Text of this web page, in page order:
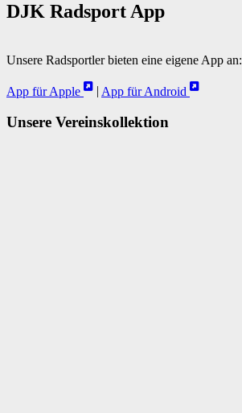
DJK Radsport App
Unsere Radsportler bieten eine eigene App an:
App für Apple App für Android
Unsere Vereinskollektion